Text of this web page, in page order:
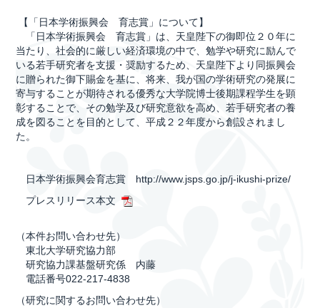
【「日本学術振興会 育志賞」について】
「日本学術振興会 育志賞」は、天皇陛下の御即位２０年に
当たり、社会的に厳しい経済環境の中で、勉学や研究に励んで
いる若手研究者を支援・奨励するため、天皇陛下より同振興会
に贈られた御下賜金を基に、将来、我が国の学術研究の発展に
寄与することが期待される優秀な大学院博士後期課程学生を顕
彰することで、その勉学及び研究意欲を高め、若手研究者の養
成を図ることを目的として、平成２２年度から創設されまし
た。
日本学術振興会育志賞 http://www.jsps.go.jp/j-ikushi-prize/
プレスリリース本文
（本件お問い合わせ先）
東北大学研究協力部
研究協力課基盤研究係 内藤
電話番号022-217-4838
（研究に関するお問い合わせ先）